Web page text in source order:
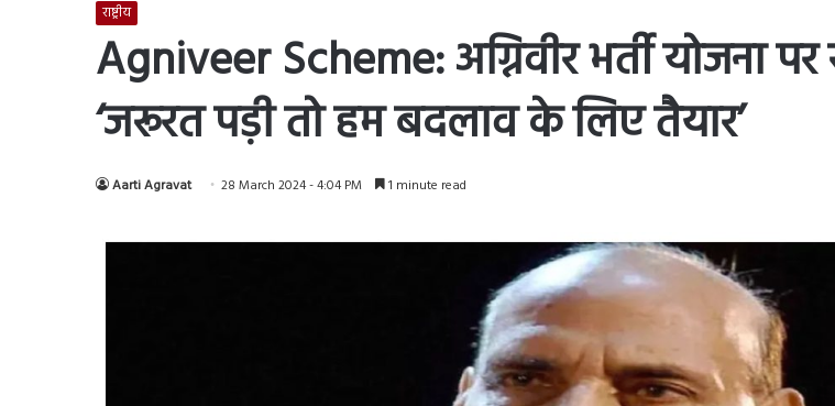
राष्ट्रीय
Agniveer Scheme: अग्निवीर भर्ती योजना
‘जरूरत पड़ी तो हम बदलाव के लिए तैयार’
Aarti Agravat 28 March 2024 - 4:04 PM 1 minute read